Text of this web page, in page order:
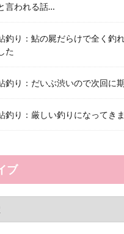
言われる話…
釣り：鮎の屍だらけで全く釣
た
釣り：だいぶ渋いので次回に
釣り：厳しい釣りになってき
ブ